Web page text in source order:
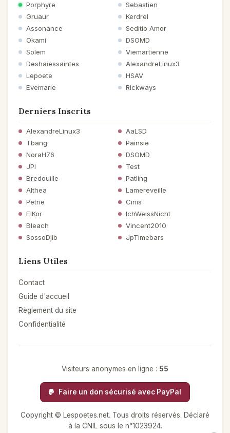
Porphyre
Sebastien
Gruaur
Kerdrel
Assonance
Seditio Amor
Okami
DSOMD
Solem
Viemartienne
Deshaiessaintes
AlexandreLinux3
Lepoete
HSAV
Evemarie
Rickways
Derniers Inscrits
AlexandreLinux3
AaLSD
Tbang
Painsie
NoraH76
DSOMD
JPI
Test
Bredouille
Patling
Althea
Lamereveille
Petrie
Cinis
ElKor
IchWeissNicht
Bleach
Vincent2010
SossoDjib
JpTimebars
Liens Utiles
Contact
Guide d'accueil
Règlement du site
Confidentialité
Visiteurs anonymes en ligne : 55
Faire un don sécurisé avec PayPal
Copyright © Lespoetes.net. Tous droits réservés. Déclaré
à la CNIL sous le n°1023924.